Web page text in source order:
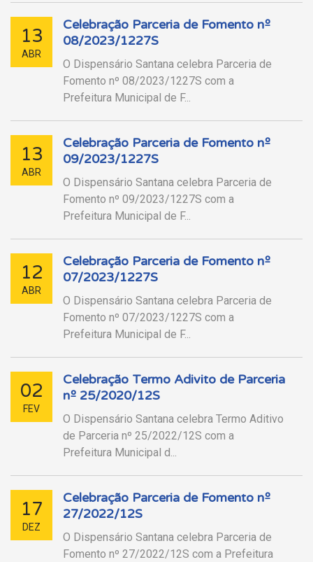
13
ABR
Celebração Parceria de Fomento nº
08/2023/1227S
O Dispensário Santana celebra Parceria de
Fomento nº 08/2023/1227S com a
Prefeitura Municipal de F...
13
ABR
Celebração Parceria de Fomento nº
09/2023/1227S
O Dispensário Santana celebra Parceria de
Fomento nº 09/2023/1227S com a
Prefeitura Municipal de F...
12
ABR
Celebração Parceria de Fomento nº
07/2023/1227S
O Dispensário Santana celebra Parceria de
Fomento nº 07/2023/1227S com a
Prefeitura Municipal de F...
02
FEV
Celebração Termo Adivito de Parceria
nº 25/2020/12S
O Dispensário Santana celebra Termo Aditivo
de Parceria nº 25/2022/12S com a
Prefeitura Municipal d...
17
DEZ
Celebração Parceria de Fomento nº
27/2022/12S
O Dispensário Santana celebra Parceria de
Fomento nº 27/2022/12S com a Prefeitura